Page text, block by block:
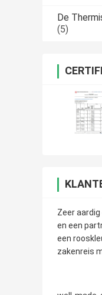
De
(5)
Zeer
en een
een
zakenreis